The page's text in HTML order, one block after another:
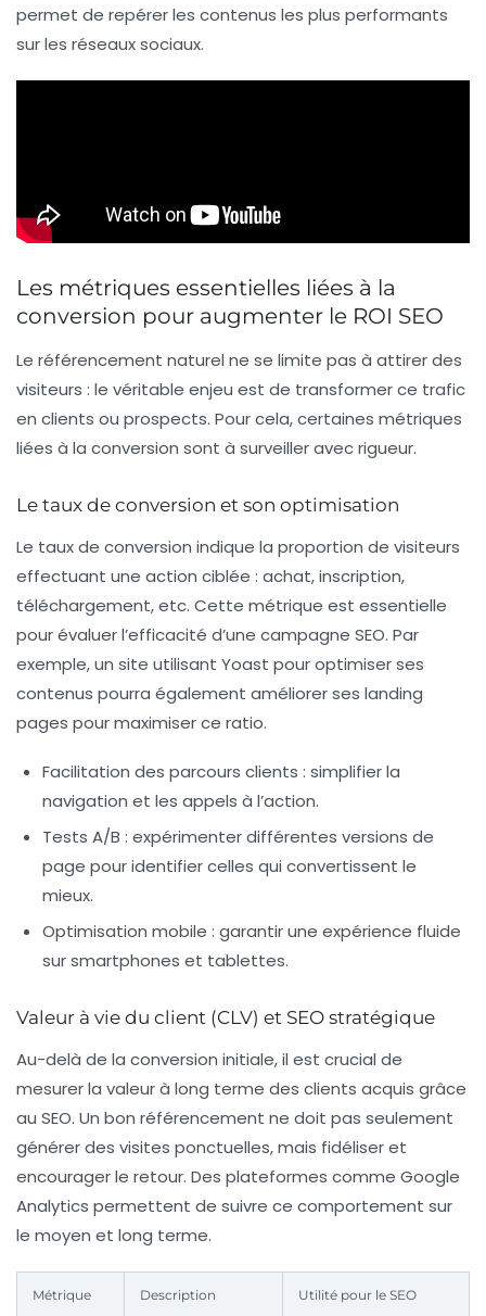
permet de repérer les contenus les plus performants
sur les réseaux sociaux.
Les métriques essentielles liées à la
conversion pour augmenter le ROI SEO
Le référencement naturel ne se limite pas à attirer des
visiteurs : le véritable enjeu est de transformer ce trafic
en clients ou prospects. Pour cela, certaines métriques
liées à la conversion sont à surveiller avec rigueur.
Le taux de conversion et son optimisation
Le taux de conversion indique la proportion de visiteurs
effectuant une action ciblée : achat, inscription,
téléchargement, etc. Cette métrique est essentielle
pour évaluer l’efficacité d’une campagne SEO. Par
exemple, un site utilisant Yoast pour optimiser ses
contenus pourra également améliorer ses landing
pages pour maximiser ce ratio.
Facilitation des parcours clients : simplifier la
navigation et les appels à l’action.
Tests A/B : expérimenter différentes versions de
page pour identifier celles qui convertissent le
mieux.
Optimisation mobile : garantir une expérience fluide
sur smartphones et tablettes.
Valeur à vie du client (CLV) et SEO stratégique
Au-delà de la conversion initiale, il est crucial de
mesurer la valeur à long terme des clients acquis grâce
au SEO. Un bon référencement ne doit pas seulement
générer des visites ponctuelles, mais fidéliser et
encourager le retour. Des plateformes comme Google
Analytics permettent de suivre ce comportement sur
le moyen et long terme.
Métrique Description Utilité pour le SEO